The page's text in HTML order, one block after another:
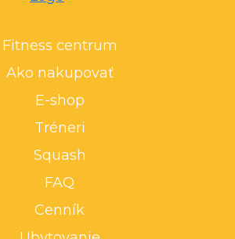
Fitness centrum
Ako nakupovať
E-shop
Tréneri
Squash
FAQ
Cenník